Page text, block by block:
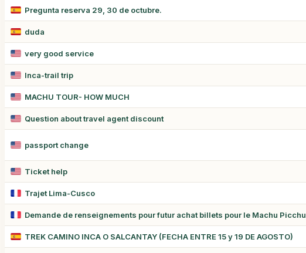
Pregunta reserva 29, 30 de octubre.
duda
very good service
Inca-trail trip
MACHU TOUR- HOW MUCH
Question about travel agent discount
passport change
Ticket help
Trajet Lima-Cusco
Demande de renseignements pour futur achat billets pour le Machu Picchu
TREK CAMINO INCA O SALCANTAY (FECHA ENTRE 15 y 19 DE AGOSTO)